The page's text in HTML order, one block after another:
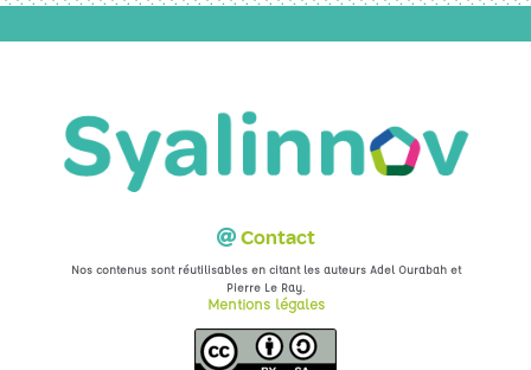
Contact
Nos contenus sont réutilisables en citant les auteurs Adel Ourabah et
Pierre Le Ray.
Mentions légales